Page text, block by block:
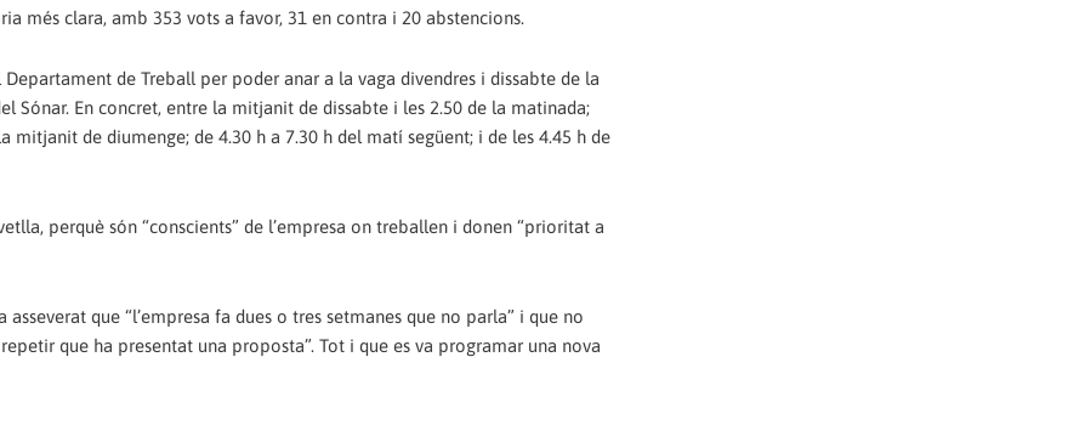
més clara, amb 353 vots a favor, 31 en contra i 20 abstencions.
de Treball per poder anar a la vaga divendres i dissabte de la
En concret, entre la mitjanit de dissabte i les 2.50 de la matinada;
mitjanit de diumenge; de 4.30 h a 7.30 h del matí següent; i de les 4.45 h de
perquè són “conscients” de l’empresa on treballen i donen “prioritat a
que “l’empresa fa dues o tres setmanes que no parla” i que no
que ha presentat una proposta”. Tot i que es va programar una nova